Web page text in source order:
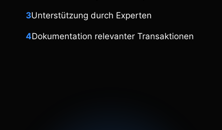
3Unterstützung durch Experten
4Dokumentation relevanter Transaktionen